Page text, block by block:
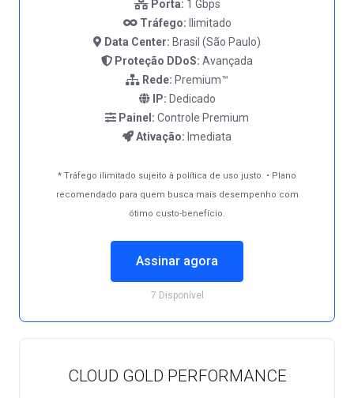
Porta: 1 Gbps
Tráfego: Ilimitado
Data Center: Brasil (São Paulo)
Proteção DDoS: Avançada
Rede: Premium™
IP: Dedicado
Painel: Controle Premium
Ativação: Imediata
* Tráfego ilimitado sujeito à política de uso justo. • Plano
recomendado para quem busca mais desempenho com
ótimo custo-benefício.
Assinar agora
7 Disponível
CLOUD GOLD PERFORMANCE